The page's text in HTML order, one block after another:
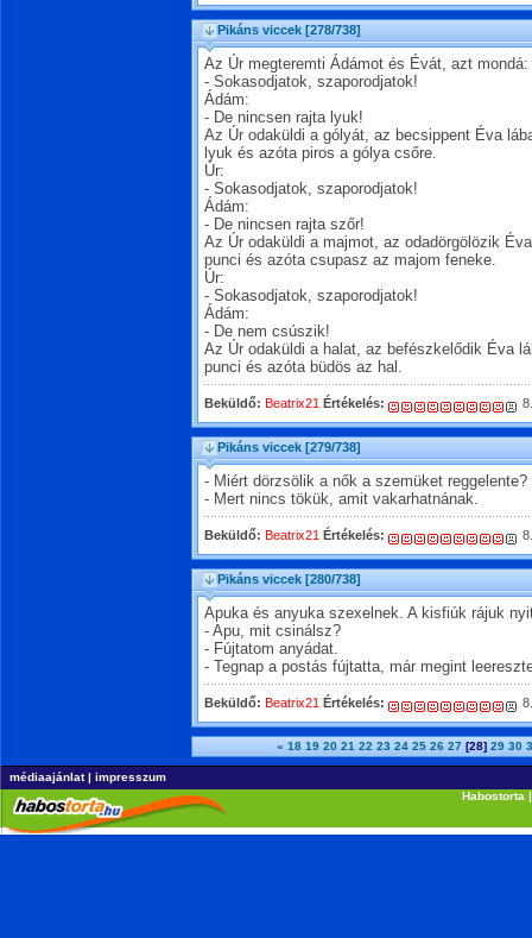
Pikáns viccek [278/738]
Az Úr megteremti Ádámot és Évát, azt mondá:
- Sokasodjatok, szaporodjatok!
Ádám:
- De nincsen rajta lyuk!
Az Úr odaküldi a gólyát, az becsippent Éva
lyuk és azóta piros a gólya csőre.
Úr:
- Sokasodjatok, szaporodjatok!
Ádám:
- De nincsen rajta szőr!
Az Úr odaküldi a majmot, az odadörgölözik
punci és azóta csupasz az majom feneke.
Úr:
- Sokasodjatok, szaporodjatok!
Ádám:
- De nem csúszik!
Az Úr odaküldi a halat, az befészkelődik Éva
punci és azóta büdös az hal.
Beküldő: Beatrix21 Értékelés:
Pikáns viccek [279/738]
- Miért dörzsölik a nők a szemüket reggelente?
- Mert nincs tökük, amit vakarhatnának.
Beküldő: Beatrix21 Értékelés:
Pikáns viccek [280/738]
Apuka és anyuka szexelnek. A kisfiúk rájuk
- Apu, mit csinálsz?
- Fújtatom anyádat.
- Tegnap a postás fújtatta, már megint
Beküldő: Beatrix21 Értékelés:
« 18 19 20 21 22 23 24 25 26 27 [28] 29 30
médiaajánlat| impresszum
Habostorta